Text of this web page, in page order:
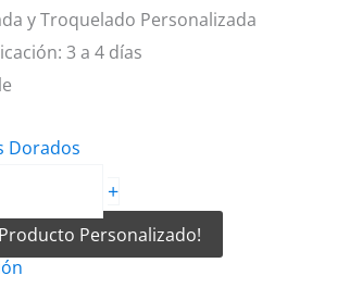
y Troquelado Personalizada
3 a 4 días
Dorados
+
Personalizado!